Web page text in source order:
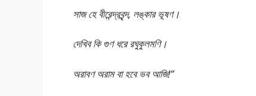
সাজ হে বীরেন্দ্রবৃন্দ, লঙ্কার ভূষণ।
দেখিব কি গুণ ধরে রঘুকুলমণি।
অরাবণ অরাম বা হবে ভব আজি!”